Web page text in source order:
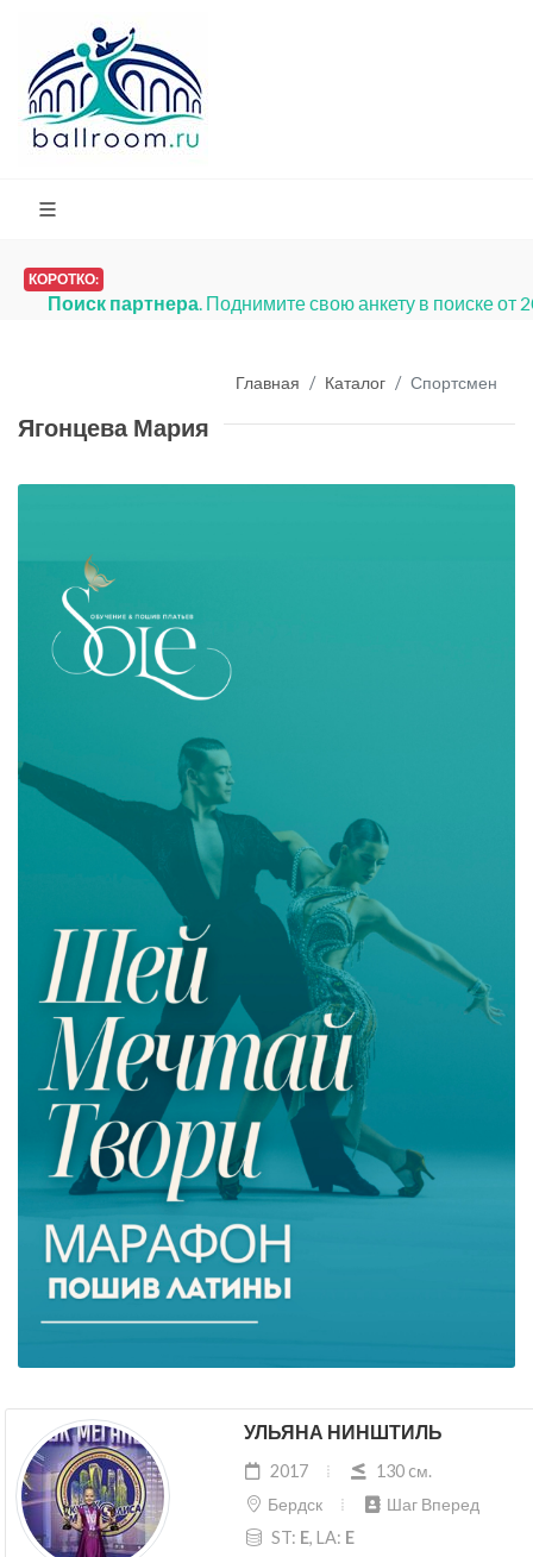
КОРОТКО:
Поиск партнера. Поднимите свою анкету в поиске от
Главная Каталог Спортсмен
Ягонцева Мария
УЛЬЯНА НИНШТИЛЬ
2017
130 cм.
Бердск
Шаг Вперед
ST: E, LA: E